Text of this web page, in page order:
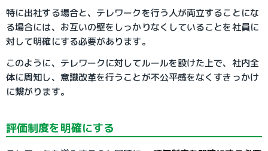
特に出社する場合と、テレワークを行う人が両立することにな
る場合には、お互いの壁をしっかりなくしていることを社員に
対して明確にする必要があります。
このように、テレワークに対してルールを設けた上で、社内全
体に周知し、意識改革を行うことが不公平感をなくすきっかけ
に繋がります。
評価制度を明確にする